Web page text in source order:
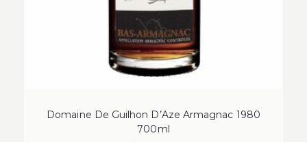
Domaine De Guilhon D’Aze Armagnac 1980
700ml